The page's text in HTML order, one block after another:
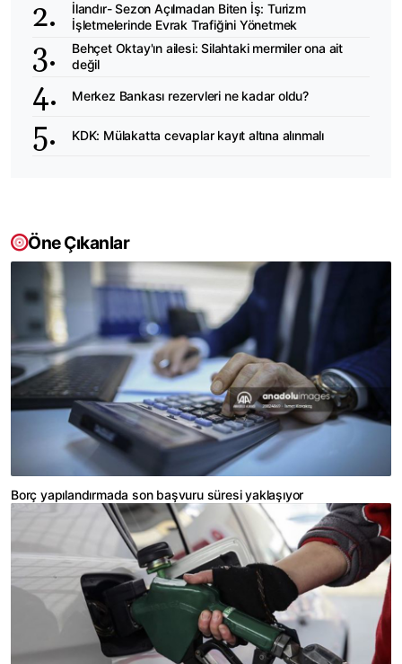
İlandır- Sezon Açılmadan Biten İş: Turizm
İşletmelerinde Evrak Trafiğini Yönetmek
Behçet Oktay'ın ailesi: Silahtaki mermiler ona ait
değil
Merkez Bankası rezervleri ne kadar oldu?
KDK: Mülakatta cevaplar kayıt altına alınmalı
Öne Çıkanlar
Borç yapılandırmada son başvuru süresi yaklaşıyor